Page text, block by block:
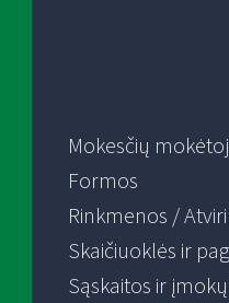
Mokesčių
Formos
Rinkmenos /
Skaičiuoklės ir
Sąskaitos ir